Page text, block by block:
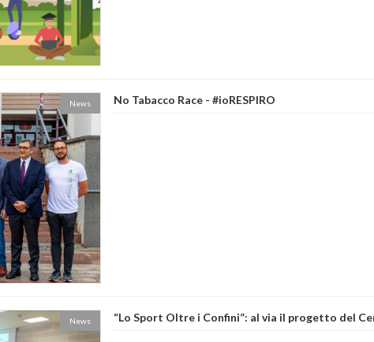
News No Tabacco Race - #ioRESPIRO
News “Lo Sport Oltre i Confini”: al via il progetto del